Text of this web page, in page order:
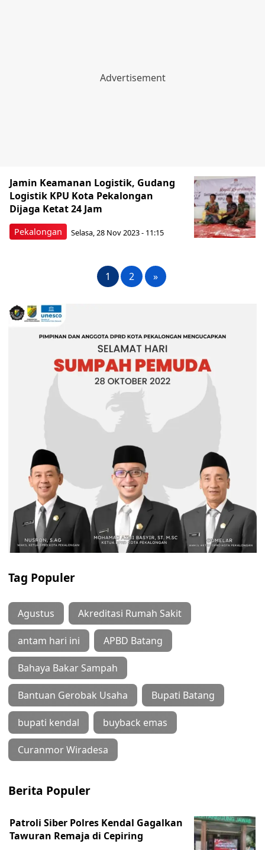
Pekalongan
Jamin Keamanan Logistik, Gudang
Logistik KPU Kota Pekalongan
Dijaga Ketat 24 Jam
Selasa, 28 Nov 2023 - 11:15
1 2 »
Tag Populer
Agustus Akreditasi Rumah Sakit
antam hari ini APBD Batang
Bahaya Bakar Sampah
Bantuan Gerobak Usaha Bupati Batang
bupati kendal buyback emas
Curanmor Wiradesa
Berita Populer
Patroli Siber Polres Kendal Gagalkan
Tawuran Remaja di Cepiring